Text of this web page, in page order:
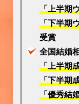
「上半期
「下半期
受賞
全国結婚
「上半期
「下半期
「優秀結